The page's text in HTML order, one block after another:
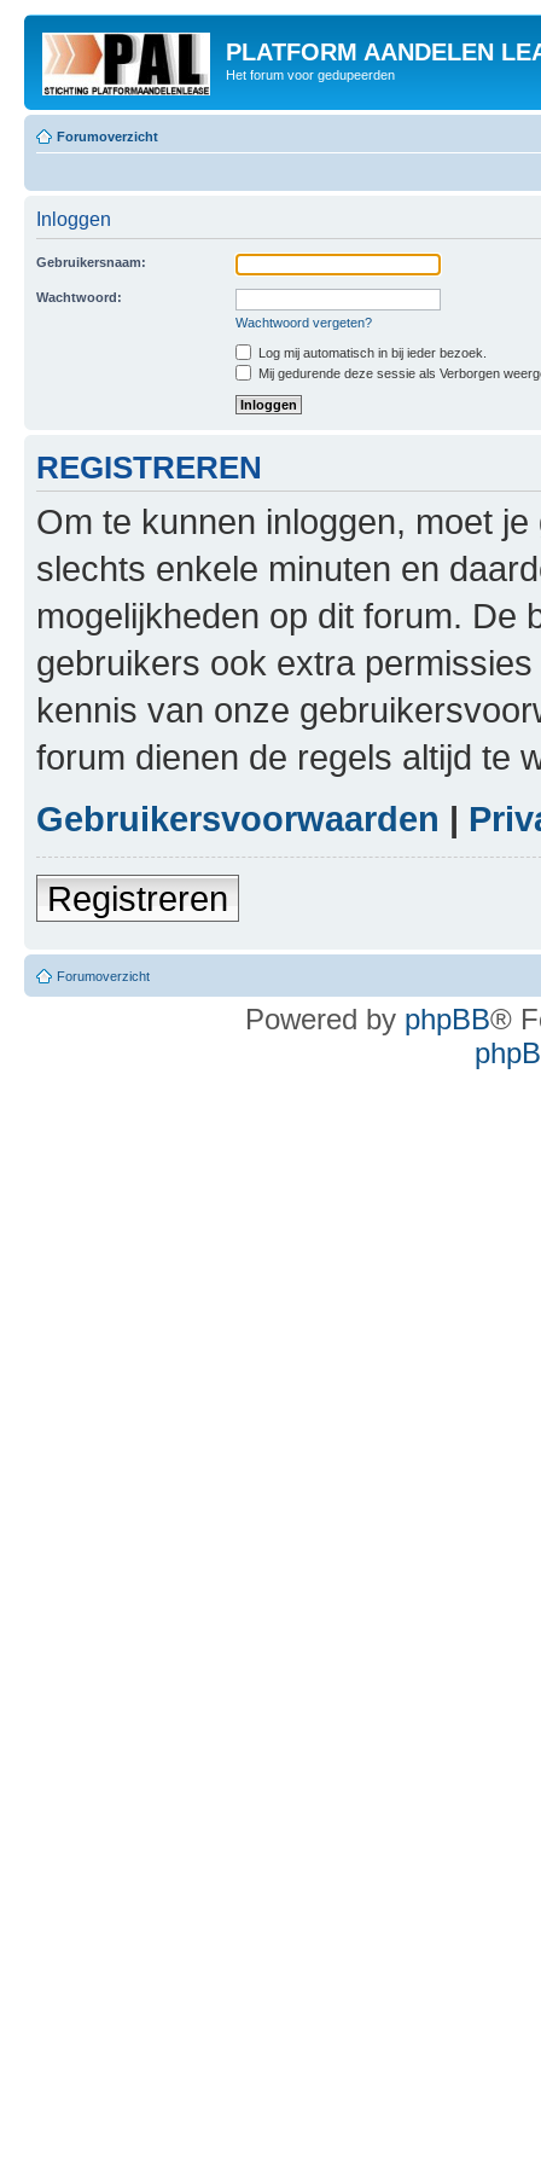
PLATFORM AANDELEN
Het forum voor gedupeerden
Forumoverzicht
Inloggen
Gebruikersnaam:
Wachtwoord:
Wachtwoord vergeten?
Log mij automatisch in bij ieder bezoek.
Mij gedurende deze sessie als Verborgen
REGISTREREN
Om te kunnen inloggen, moet
slechts enkele minuten en
mogelijkheden op dit forum. De
gebruikers ook extra
kennis van onze
forum dienen de regels altijd te
Gebruikersvoorwaarden |
Registreren
Forumoverzicht
Powered by phpBB®